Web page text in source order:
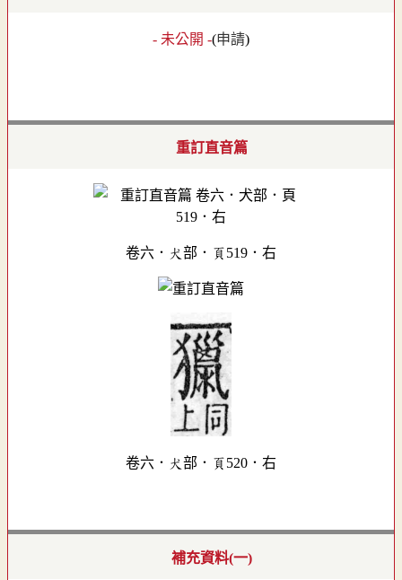
- 未公開 -(申請)
重訂直音篇
卷六．犬部．頁519．右
卷六．犬部．頁520．右
補充資料(一)